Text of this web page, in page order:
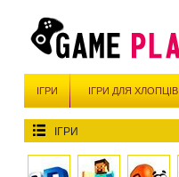
ІГРИ ІГРИ ДЛЯ ХЛОПЦІВ
ІГРИ